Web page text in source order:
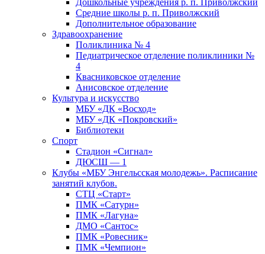
Дошкольные учреждения р. п. Приволжский
Средние школы р. п. Приволжский
Дополнительное образование
Здравоохранение
Поликлиника № 4
Педиатрическое отделение поликлиники №
4
Квасниковское отделение
Анисовское отделение
Культура и искусство
МБУ «ДК «Восход»
МБУ «ДК «Покровский»
Библиотеки
Спорт
Стадион «Сигнал»
ДЮСШ — 1
Клубы «МБУ Энгельсская молодежь». Расписание
занятий клубов.
СТЦ «Старт»
ПМК «Сатурн»
ПМК «Лагуна»
ДМО «Сантос»
ПМК «Ровесник»
ПМК «Чемпион»